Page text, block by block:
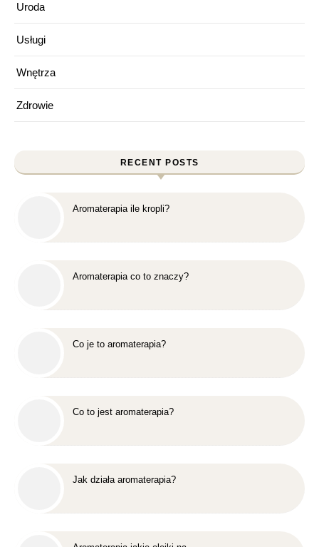
Uroda
Usługi
Wnętrza
Zdrowie
RECENT POSTS
Aromaterapia ile kropli?
Aromaterapia co to znaczy?
Co je to aromaterapia?
Co to jest aromaterapia?
Jak działa aromaterapia?